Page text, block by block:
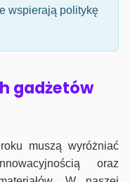
wspierają politykę
gadżetów
muszą wyróżniać
oraz